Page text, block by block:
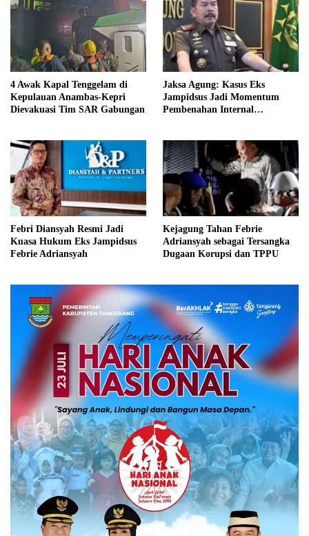
4 Awak Kapal Tenggelam di
Kepulauan Anambas-Kepri
Dievakuasi Tim SAR Gabungan
Jaksa Agung: Kasus Eks
Jampidsus Jadi Momentum
Pembenahan Internal
Febri Diansyah Resmi Jadi
Kuasa Hukum Eks Jampidsus
Febrie Adriansyah
Kejagung Tahan Febrie
Adriansyah sebagai Tersangka
Dugaan Korupsi dan TPPU